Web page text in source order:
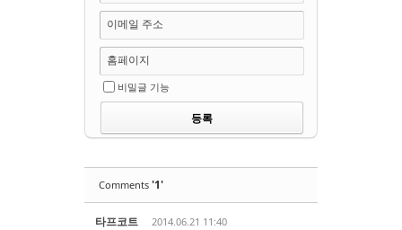
이메일 주소
홈페이지
비밀글 기능
Comments '1'
타프코트 2014.06.21 11:40